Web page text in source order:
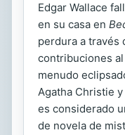
Edgar Wallace
en su casa en
perdura a través
contribuciones
menudo
Agatha Christie
es considerado
de novela de